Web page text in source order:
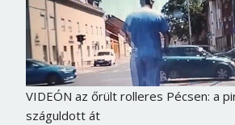
VIDEÓN az őrült rolleres Pécsen: a
száguldott át